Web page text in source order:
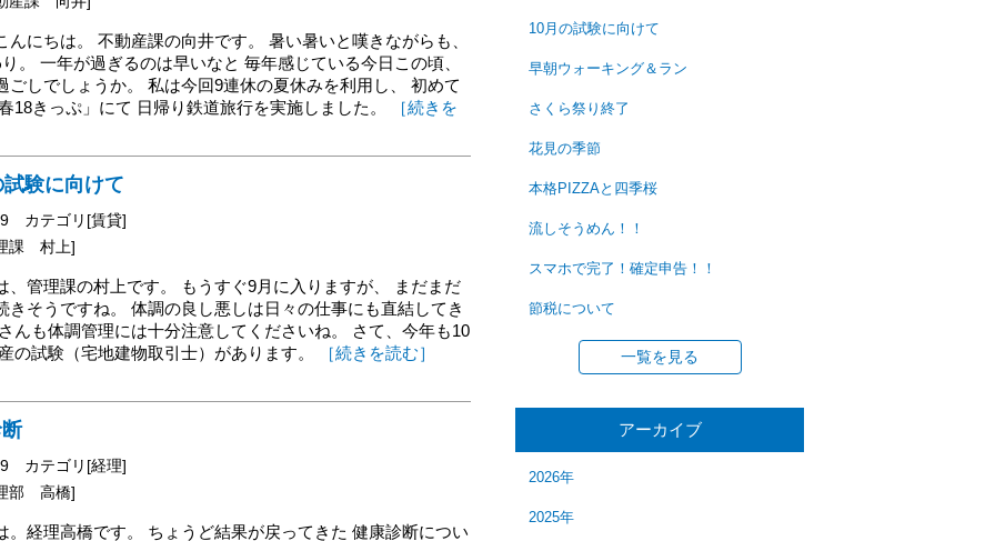
んにちは。 不動産課の向井です。 暑い暑いと嘆きながらも、
。 一年が過ぎるのは早いなと 毎年感じている今日この頃、
ごしでしょうか。 私は今回9連休の夏休みを利用し、 初めて
18きっぷ」にて 日帰り鉄道旅行を実施しました。
［続きを
験に向けて
カテゴリ[賃貸]
課 村上]
、管理課の村上です。 もうすぐ9月に入りますが、 まだまだ
きそうですね。 体調の良し悪しは日々の仕事にも直結してき
んも体調管理には十分注意してくださいね。 さて、今年も10
の試験（宅地建物取引士）があります。
［続きを読む］
カテゴリ[経理]
部 高橋]
。経理高橋です。 ちょうど結果が戻ってきた 健康診断につい
10月の試験に向けて
早朝ウォーキング＆ラン
さくら祭り終了
花見の季節
本格PIZZAと四季桜
流しそうめん！！
スマホで完了！確定申告！！
節税について
一覧を見る
アーカイブ
2026年
2025年